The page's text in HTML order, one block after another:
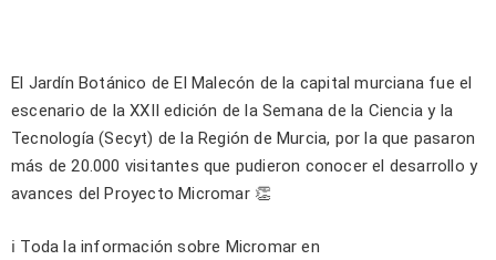
El Jardín Botánico de El Malecón de la capital murciana fue el
escenario de la XXII edición de la Semana de la Ciencia y la
Tecnología (Secyt) de la Región de Murcia, por la que pasaron
más de 20.000 visitantes que pudieron conocer el desarrollo y
avances del Proyecto Micromar 👏
ℹ️ Toda la información sobre Micromar en